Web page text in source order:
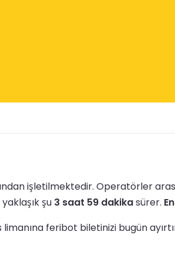
işletilmektedir. Operatörler
şu 3 saat 59 dakikasürer.
feribot biletinizi bugün